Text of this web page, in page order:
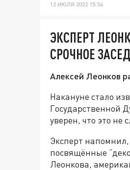
12 ИЮЛЯ 2022 15:34
ЭКСПЕРТ
СРОЧНОЕ
Алексей Леонков
Накануне стало
Государственной
уверен, что это не
Эксперт
посвящённые
Леонкова,